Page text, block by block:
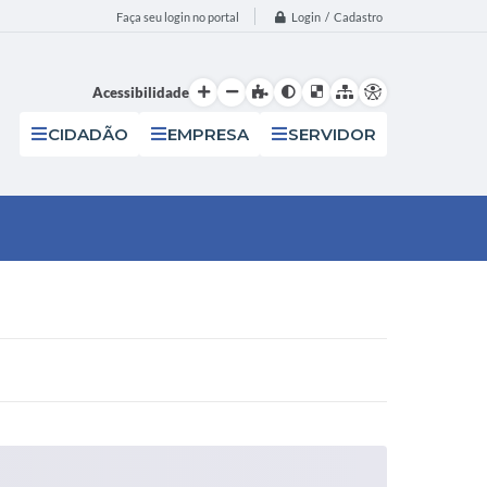
Faça seu login no portal Login / Cadastro
Acessibilidade
CIDADÃO EMPRESA SERVIDOR